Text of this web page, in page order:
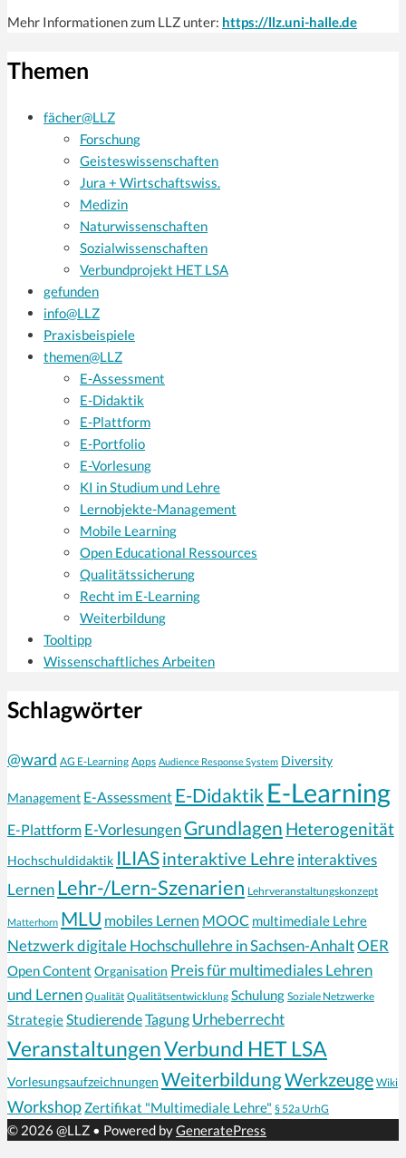
Mehr Informationen zum LLZ unter: https://llz.uni-halle.de
Themen
fächer@LLZ
Forschung
Geisteswissenschaften
Jura + Wirtschaftswiss.
Medizin
Naturwissenschaften
Sozialwissenschaften
Verbundprojekt HET LSA
gefunden
info@LLZ
Praxisbeispiele
themen@LLZ
E-Assessment
E-Didaktik
E-Plattform
E-Portfolio
E-Vorlesung
KI in Studium und Lehre
Lernobjekte-Management
Mobile Learning
Open Educational Ressources
Qualitätssicherung
Recht im E-Learning
Weiterbildung
Tooltipp
Wissenschaftliches Arbeiten
Schlagwörter
@ward AG E-Learning Apps Audience Response System Diversity
Management E-Assessment E-Didaktik E-Learning
E-Plattform E-Vorlesungen Grundlagen Heterogenität
Hochschuldidaktik ILIASinteraktive Lehreinteraktives
LernenLehr-/Lern-Szenarien Lehrveranstaltungskonzept
Matterhorn MLU mobiles Lernen MOOC multimediale Lehre
Netzwerk digitale Hochschullehre in Sachsen-AnhaltOER
Open Content Organisation Preis für multimediales Lehren
und Lernen Qualität Qualitätsentwicklung Schulung Soziale Netzwerke
StrategieStudierendeTagung Urheberrecht
VeranstaltungenVerbund HET LSA
Vorlesungsaufzeichnungen WeiterbildungWerkzeuge Wiki
Workshop Zertifikat "Multimediale Lehre" § 52a UrhG
© 2026 @LLZ • Powered byGeneratePress